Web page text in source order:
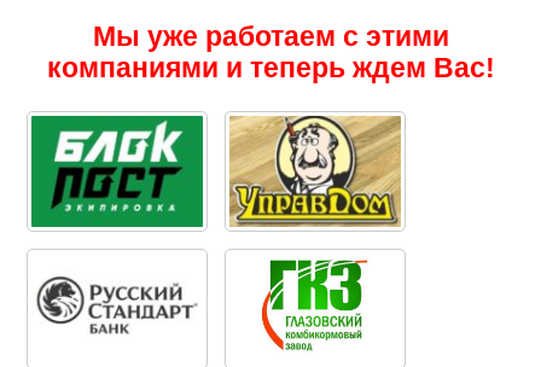
Мы уже работаем с этими
компаниями и теперь ждем Вас!